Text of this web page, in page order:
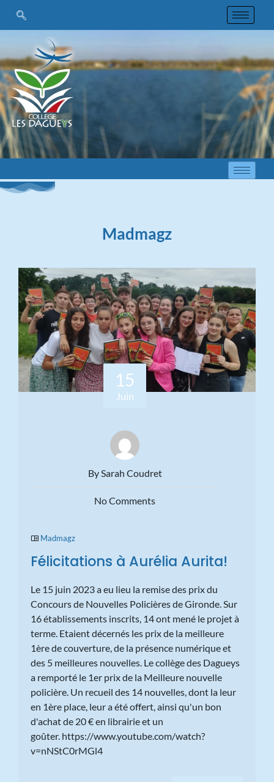
Madmagz
15
Juin
By Sarah Coudret
No Comments
Madmagz
Félicitations à Aurélia Aurita!
Le 15 juin 2023 a eu lieu la remise des prix du
Concours de Nouvelles Policières de Gironde. Sur
16 établissements inscrits, 14 ont mené le projet à
terme. Etaient décernés les prix de la meilleure
1ère de couverture, de la présence numérique et
des 5 meilleures nouvelles. Le collège des Dagueys
a remporté le 1er prix de la Meilleure nouvelle
policière. Un recueil des 14 nouvelles, dont la leur
en 1ère place, leur a été offert, ainsi qu'un bon
d'achat de 20 € en librairie et un
goûter. https://www.youtube.com/watch?
v=nNStC0rMGl4